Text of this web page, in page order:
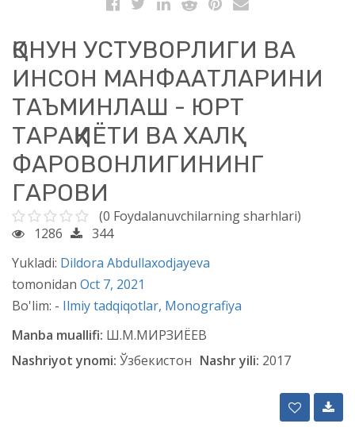
ҚОНУН УСТУВОРЛИГИ ВА
ИНСОН МАНФААТЛАРИНИ
ТАЪМИНЛАШ - ЮРТ
ТАРАҚҚИЁТИ ВА ХАЛҚ
ФАРОВОНЛИГИНИНГ
ГАРОВИ
(0 Foydalanuvchilarning sharhlari)
1286
344
Yukladi: Dildora Abdullaxodjayeva
tomonidan Oct 7, 2021
Bo'lim: - Ilmiy tadqiqotlar, Monografiya
Manba muallifi: Ш.М.МИРЗИЁЕВ
Nashriyot ynomi: Ўзбекистон Nashr yili: 2017